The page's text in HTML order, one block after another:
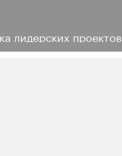
лидерских проектов